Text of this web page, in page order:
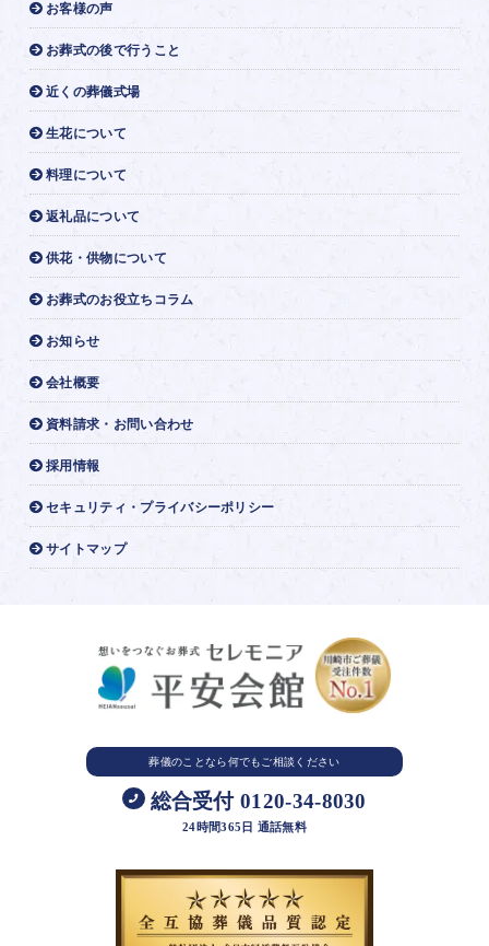
お客様の声
お葬式の後で行うこと
近くの葬儀式場
生花について
料理について
返礼品について
供花・供物について
お葬式のお役立ちコラム
お知らせ
会社概要
資料請求・お問い合わせ
採用情報
セキュリティ・プライバシーポリシー
サイトマップ
葬儀のことなら何でもご相談ください
総合受付 0120-34-8030
24時間365日 通話無料